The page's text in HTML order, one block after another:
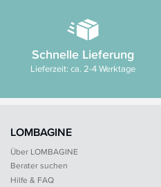
Schnelle Lieferung
Lieferzeit: ca. 2-4 Werktage
LOMBAGINE
Über LOMBAGINE
Berater suchen
Hilfe & FAQ